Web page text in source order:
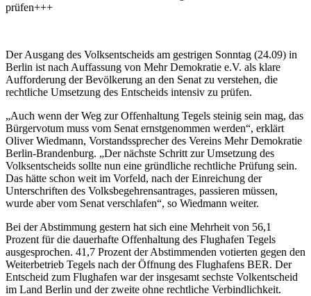
prüfen+++
Der Ausgang des Volksentscheids am gestrigen Sonntag (24.09) in
Berlin ist nach Auffassung von Mehr Demokratie e.V. als klare
Aufforderung der Bevölkerung an den Senat zu verstehen, die
rechtliche Umsetzung des Entscheids intensiv zu prüfen.
„Auch wenn der Weg zur Offenhaltung Tegels steinig sein mag, das
Bürgervotum muss vom Senat ernstgenommen werden“, erklärt
Oliver Wiedmann, Vorstandssprecher des Vereins Mehr Demokratie
Berlin-Brandenburg. „Der nächste Schritt zur Umsetzung des
Volksentscheids sollte nun eine gründliche rechtliche Prüfung sein.
Das hätte schon weit im Vorfeld, nach der Einreichung der
Unterschriften des Volksbegehrensantrages, passieren müssen,
wurde aber vom Senat verschlafen“, so Wiedmann weiter.
Bei der Abstimmung gestern hat sich eine Mehrheit von 56,1
Prozent für die dauerhafte Offenhaltung des Flughafen Tegels
ausgesprochen. 41,7 Prozent der Abstimmenden votierten gegen den
Weiterbetrieb Tegels nach der Öffnung des Flughafens BER. Der
Entscheid zum Flughafen war der insgesamt sechste Volkentscheid
im Land Berlin und der zweite ohne rechtliche Verbindlichkeit.